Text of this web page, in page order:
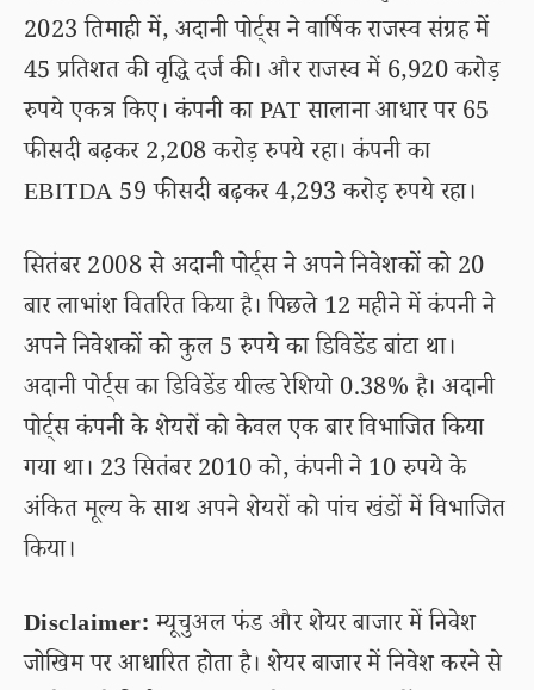
2023 तिमाही में, अदानी पोर्ट्स ने वार्षिक राजस्व संग्रह में
45 प्रतिशत की वृद्धि दर्ज की। और राजस्व में 6,920 करोड़
रुपये एकत्र किए। कंपनी का PAT सालाना आधार पर 65
फीसदी बढ़कर 2,208 करोड़ रुपये रहा। कंपनी का
EBITDA 59 फीसदी बढ़कर 4,293 करोड़ रुपये रहा।
सितंबर 2008 से अदानी पोर्ट्स ने अपने निवेशकों को 20
बार लाभांश वितरित किया है। पिछले 12 महीने में कंपनी ने
अपने निवेशकों को कुल 5 रुपये का डिविडेंड बांटा था।
अदानी पोर्ट्स का डिविडेंड यील्ड रेशियो 0.38% है। अदानी
पोर्ट्स कंपनी के शेयरों को केवल एक बार विभाजित किया
गया था। 23 सितंबर 2010 को, कंपनी ने 10 रुपये के
अंकित मूल्य के साथ अपने शेयरों को पांच खंडों में विभाजित
किया।
Disclaimer:म्यूचुअल फंड और शेयर बाजार में निवेश
जोखिम पर आधारित होता है। शेयर बाजार में निवेश करने से